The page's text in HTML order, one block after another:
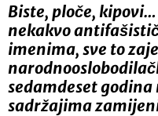
Biste, ploče,
nekakvo
imenima, sve to
sedamdeset
sadržajima